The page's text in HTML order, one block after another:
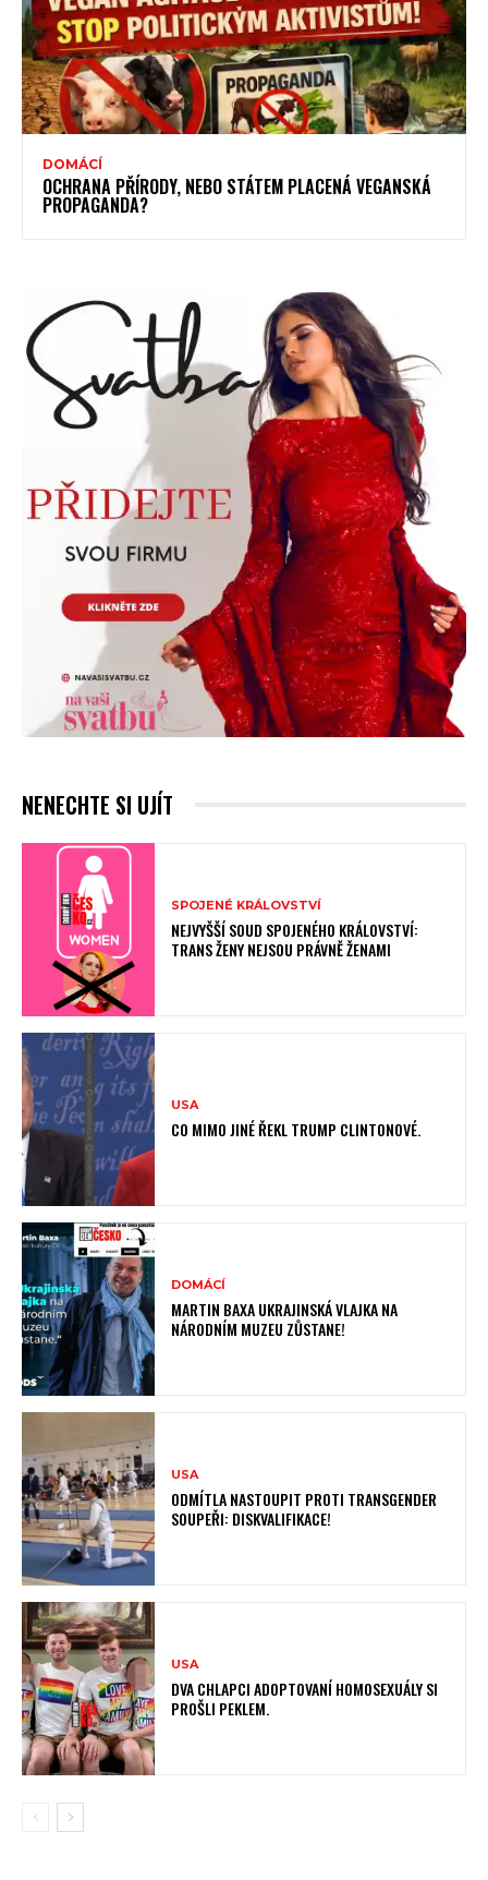
DOMÁCÍ
OCHRANA PŘÍRODY, NEBO STÁTEM PLACENÁ VEGANSKÁ
PROPAGANDA?
NENECHTE SI UJÍT
SPOJENÉ KRÁLOVSTVÍ
NEJVYŠŠÍ SOUD SPOJENÉHO KRÁLOVSTVÍ:
TRANS ŽENY NEJSOU PRÁVNĚ ŽENAMI
USA
CO MIMO JINÉ ŘEKL TRUMP CLINTONOVÉ.
DOMÁCÍ
MARTIN BAXA UKRAJINSKÁ VLAJKA NA
NÁRODNÍM MUZEU ZŮSTANE!
USA
ODMÍTLA NASTOUPIT PROTI TRANSGENDER
SOUPEŘI: DISKVALIFIKACE!
USA
DVA CHLAPCI ADOPTOVANÍ HOMOSEXUÁLY SI
PROŠLI PEKLEM.